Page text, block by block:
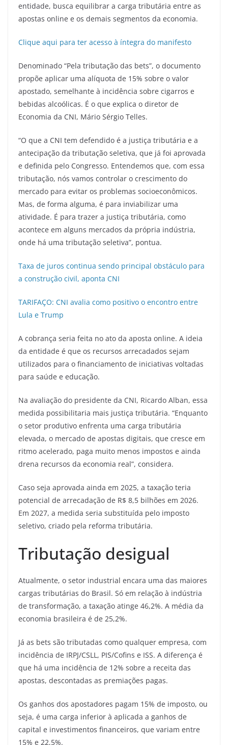
entidade, busca equilibrar a carga tributária entre as
apostas online e os demais segmentos da economia.
Clique aqui para ter acesso à íntegra do manifesto
Denominado “Pela tributação das bets”, o documento
propõe aplicar uma alíquota de 15% sobre o valor
apostado, semelhante à incidência sobre cigarros e
bebidas alcoólicas. É o que explica o diretor de
Economia da CNI, Mário Sérgio Telles.
“O que a CNI tem defendido é a justiça tributária e a
antecipação da tributação seletiva, que já foi aprovada
e definida pelo Congresso. Entendemos que, com essa
tributação, nós vamos controlar o crescimento do
mercado para evitar os problemas socioeconômicos.
Mas, de forma alguma, é para inviabilizar uma
atividade. É para trazer a justiça tributária, como
acontece em alguns mercados da própria indústria,
onde há uma tributação seletiva”, pontua.
Taxa de juros continua sendo principal obstáculo para
a construção civil, aponta CNI
TARIFAÇO: CNI avalia como positivo o encontro entre
Lula e Trump
A cobrança seria feita no ato da aposta online. A ideia
da entidade é que os recursos arrecadados sejam
utilizados para o financiamento de iniciativas voltadas
para saúde e educação.
Na avaliação do presidente da CNI, Ricardo Alban, essa
medida possibilitaria mais justiça tributária. “Enquanto
o setor produtivo enfrenta uma carga tributária
elevada, o mercado de apostas digitais, que cresce em
ritmo acelerado, paga muito menos impostos e ainda
drena recursos da economia real”, considera.
Caso seja aprovada ainda em 2025, a taxação teria
potencial de arrecadação de R$ 8,5 bilhões em 2026.
Em 2027, a medida seria substituída pelo imposto
seletivo, criado pela reforma tributária.
Tributação desigual
Atualmente, o setor industrial encara uma das maiores
cargas tributárias do Brasil. Só em relação à indústria
de transformação, a taxação atinge 46,2%. A média da
economia brasileira é de 25,2%.
Já as bets são tributadas como qualquer empresa, com
incidência de IRPJ/CSLL, PIS/Cofins e ISS. A diferença é
que há uma incidência de 12% sobre a receita das
apostas, descontadas as premiações pagas.
Os ganhos dos apostadores pagam 15% de imposto, ou
seja, é uma carga inferior à aplicada a ganhos de
capital e investimentos financeiros, que variam entre
15% e 22,5%.